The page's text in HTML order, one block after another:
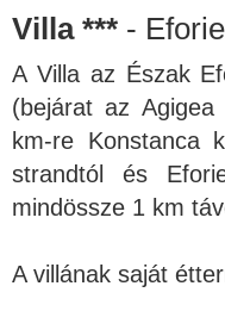
Villa *** -
A Villa az Észak
(bejárat az
km-re Konstanca
strandtól és
mindössze 1 km
A villának saját